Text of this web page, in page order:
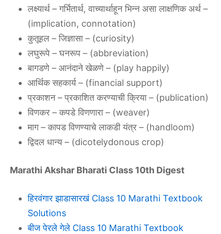
लक्ष्यार्थ – गर्भितार्थ, वाच्यार्थाहून भिन्न असा लाक्षणिक अर्थ –
(implication, connotation)
कुतूहल – जिज्ञासा – (curiosity)
लघुरूपे – घनरूप – (abbreviation)
बागडणे – आनंदाने खेळणे – (play happily)
आर्थिक सहकार्य – (financial support)
प्रकाशन – प्रकाशित करण्याची क्रिया – (publication)
विणकर – कपडे विणणारा – (weaver)
माग – कापड विणण्याचे लाकडी यंत्र – (handloom)
द्विदल धान्य – (dicotelydonous crop)
Marathi Akshar Bharati Class 10th Digest
हिरवंगार झाडासारखं Class 10 Marathi Textbook
Solutions
बीज पेरले गेले Class 10 Marathi Textbook